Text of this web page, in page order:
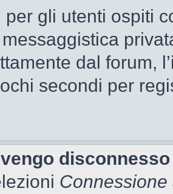
gli utenti ospiti
dal forum,
secondi per